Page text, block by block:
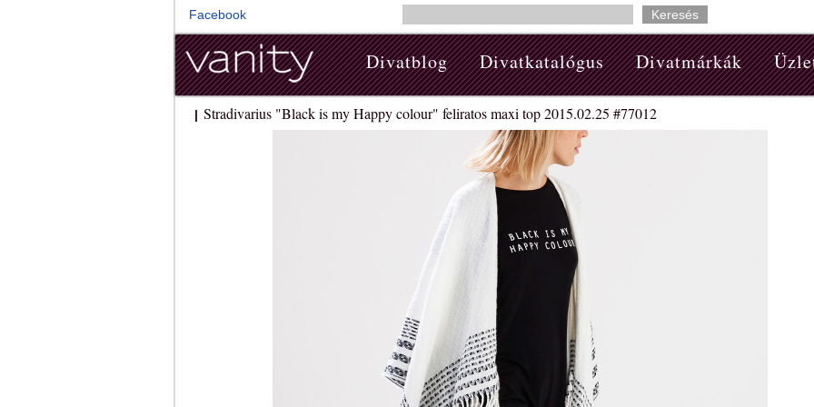
Facebook
Divatblog Divatkatalógus Divatmárkák
| Stradivarius "Black is my Happy colour" feliratos maxi top 2015.02.25 #77012